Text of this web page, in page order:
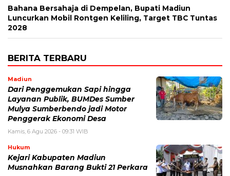
Bahana Bersahaja di Dempelan, Bupati Madiun
Luncurkan Mobil Rontgen Keliling, Target TBC Tuntas
2028
BERITA TERBARU
Madiun
Dari Penggemukan Sapi hingga
Layanan Publik, BUMDes Sumber
Mulya Sumberbendo jadi Motor
Penggerak Ekonomi Desa
Kamis, 6 Agu 2026 - 09:31 WIB
Hukum
Kejari Kabupaten Madiun
Musnahkan Barang Bukti 21 Perkara